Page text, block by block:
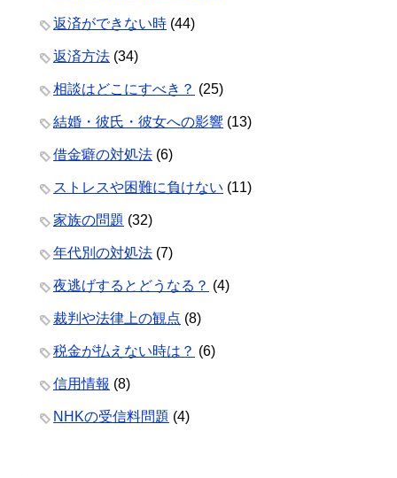
返済ができない時 (44)
返済方法 (34)
相談はどこにすべき？ (25)
結婚・彼氏・彼女への影響 (13)
借金癖の対処法 (6)
ストレスや困難に負けない (11)
家族の問題 (32)
年代別の対処法 (7)
夜逃げするとどうなる？ (4)
裁判や法律上の観点 (8)
税金が払えない時は？ (6)
信用情報 (8)
NHKの受信料問題 (4)